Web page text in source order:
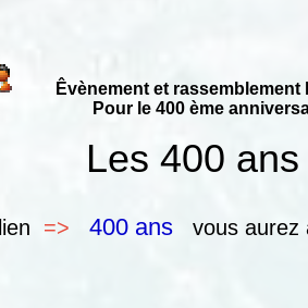
Êvènement et rassemblement le
Pour le 400 ème
Les 400
=> 400 ans vous aurez